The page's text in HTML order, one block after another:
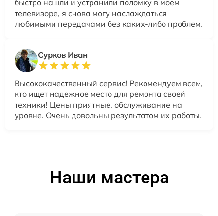
быстро нашли и устранили поломку в моем
телевизоре, я снова могу наслаждаться
любимыми передачами без каких-либо проблем.
Сурков Иван
Высококачественный сервис! Рекомендуем всем,
кто ищет надежное место для ремонта своей
техники! Цены приятные, обслуживание на
уровне. Очень довольны результатом их работы.
Наши мастера